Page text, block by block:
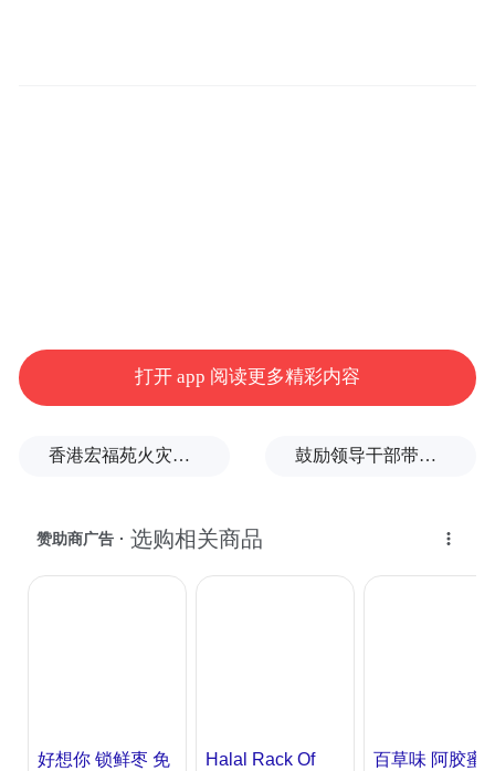
打开 app 阅读更多精彩内容
香港宏福苑火灾跨部门调查最终报告：大火或由烟头引起 鼓励领导干部带头休假之后又撤回文件，到底什么意思嘛？